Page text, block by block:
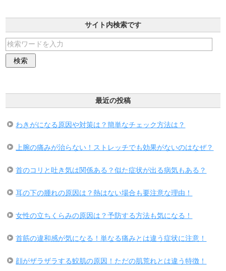
サイト内検索です
最近の投稿
わきがになる原因や対策は？簡単なチェック方法は？
上腕の痛みが治らない！ストレッチでも効果がないのはなぜ？
首のコリと吐き気は関係ある？似た症状が出る病気もある？
耳の下の腫れの原因は？熱はない場合も要注意な理由！
女性の立ちくらみの原因は？予防する方法も気になる！
首筋の違和感が気になる！単なる痛みとは違う症状に注意！
顔がザラザラする鮫肌の原因！ただの肌荒れとは違う特徴！